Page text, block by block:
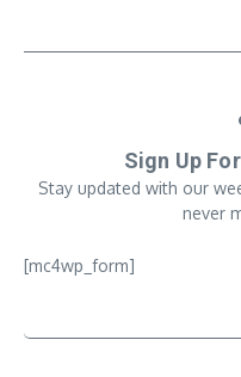
Sign Up
Stay updated with our
never
[mc4wp_form]